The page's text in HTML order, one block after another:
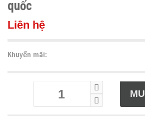
quốc
Liên hệ
Khuyến mãi: